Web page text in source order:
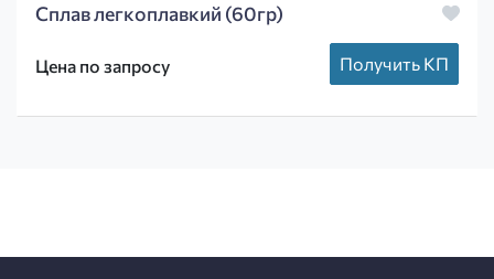
Сплав легкоплавкий (60гр)
Цена по запросу Получить КП